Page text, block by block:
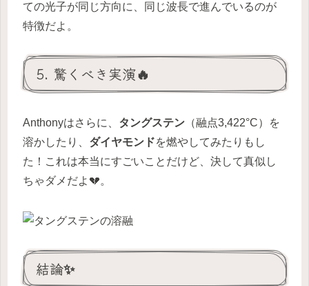
ての光子が同じ方向に、同じ波長で進んでいるのが
特徴だよ。
5. 驚くべき実演🔥
Anthonyはさらに、 タングステン （融点3,422°C）を
溶かしたり、 ダイヤモンドを燃やしてみたりもし
た！これは本当にすごいことだけど、決して真似し
ちゃダメだよ💔。
結論✨